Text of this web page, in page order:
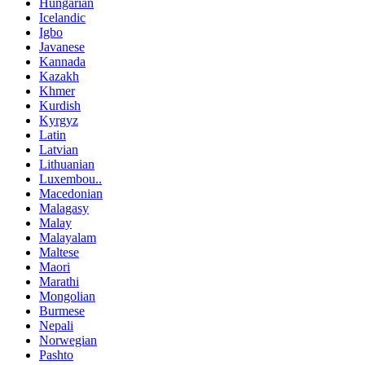
Icelandic
Igbo
Javanese
Kannada
Kazakh
Khmer
Kurdish
Kyrgyz
Latin
Latvian
Lithuanian
Luxembou..
Macedonian
Malagasy
Malay
Malayalam
Maltese
Maori
Marathi
Mongolian
Burmese
Nepali
Norwegian
Pashto